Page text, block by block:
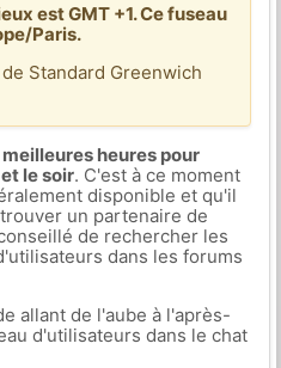
est GMT +1. Ce fuseau
Paris.
Standard Greenwich
heures pour
le soir. C'est à ce moment
disponible et qu'il
un partenaire de
de rechercher les
dans les forums
allant de l'aube à l'après-
d'utilisateurs dans le chat